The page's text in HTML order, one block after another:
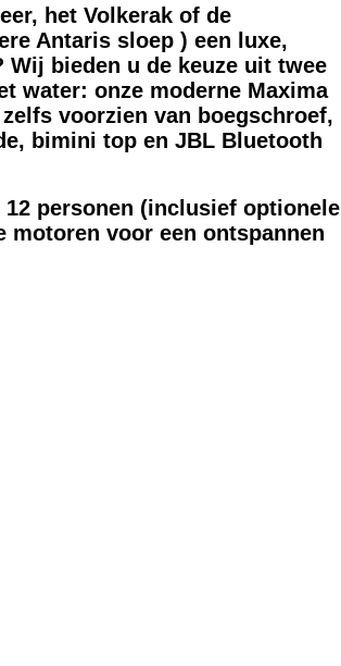
het Volkerak of de
Antaris sloep ) een luxe,
bieden u de keuze uit twee
water: onze moderne Maxima
voorzien van boegschroef,
bimini top en JBL Bluetooth
personen (inclusief optionele
voor een ontspannen